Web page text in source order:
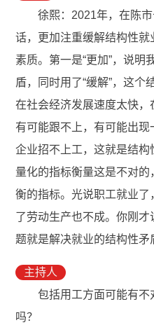
徐熙：2021年，在陈
话，更加注重缓解结构性
素质。第一是“更加”，说明
盾，同时用了“缓解”，这个
在社会经济发展速度太快
有可能跟不上，有可能出
企业招不上工，这就是结
量化的指标衡量这是不对
衡的指标。光说职工就业
了劳动生产也不成。你刚才
题就是解决就业的结构性矛
主持人
包括用工方面可能有
吗？